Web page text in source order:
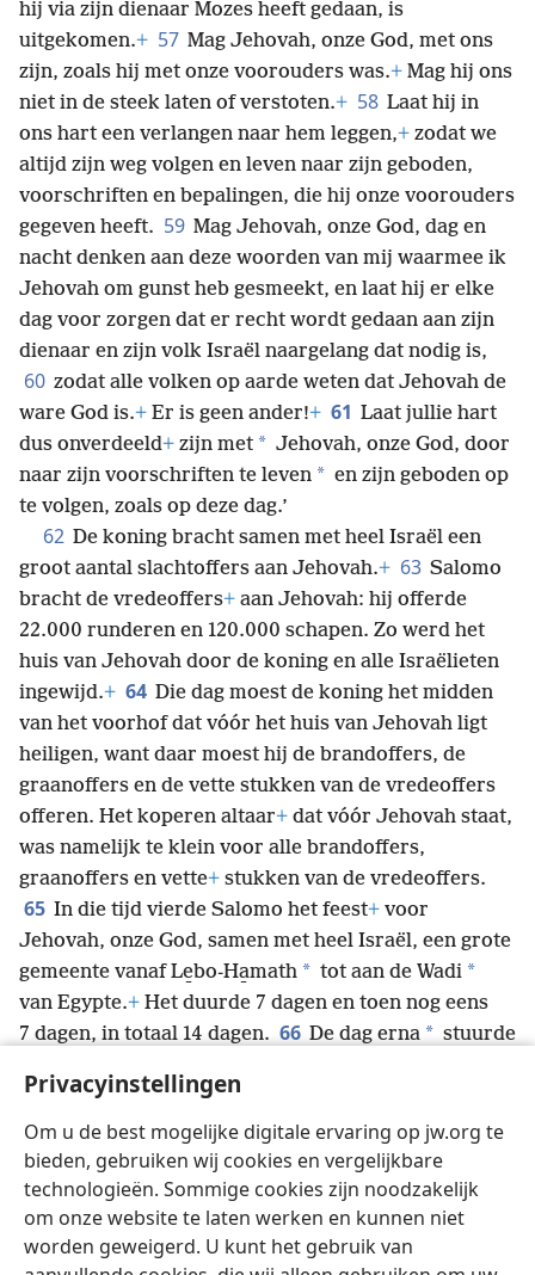
Privacyinstellingen
Om u de best mogelijke digitale ervaring op jw.org te
bieden, gebruiken wij cookies en vergelijkbare
technologieën. Sommige cookies zijn noodzakelijk
om onze website te laten werken en kunnen niet
worden geweigerd. U kunt het gebruik van
hij via zijn dienaar Mozes heeft gedaan, is
uitgekomen.+ 57 Mag Jehovah, onze God, met ons
zijn, zoals hij met onze voorouders was.+ Mag hij ons
niet in de steek laten of verstoten.+ 58 Laat hij in
ons hart een verlangen naar hem leggen,+ zodat we
altijd zijn weg volgen en leven naar zijn geboden,
voorschriften en bepalingen, die hij onze voorouders
gegeven heeft. 59 Mag Jehovah, onze God, dag en
nacht denken aan deze woorden van mij waarmee ik
Jehovah om gunst heb gesmeekt, en laat hij er elke
dag voor zorgen dat er recht wordt gedaan aan zijn
dienaar en zijn volk Israël naargelang dat nodig is,
60 zodat alle volken op aarde weten dat Jehovah de
ware God is.+ Er is geen ander!+ 61 Laat jullie hart
dus onverdeeld+ zijn met * Jehovah, onze God, door
naar zijn voorschriften te leven * en zijn geboden op
te volgen, zoals op deze dag.’
62 De koning bracht samen met heel Israël een
groot aantal slachtoffers aan Jehovah.+ 63 Salomo
bracht de vredeoffers+ aan Jehovah: hij offerde
22.000 runderen en 120.000 schapen. Zo werd het
huis van Jehovah door de koning en alle Israëlieten
ingewijd.+ 64 Die dag moest de koning het midden
van het voorhof dat vóór het huis van Jehovah ligt
heiligen, want daar moest hij de brandoffers, de
graanoffers en de vette stukken van de vredeoffers
offeren. Het koperen altaar+ dat vóór Jehovah staat,
was namelijk te klein voor alle brandoffers,
graanoffers en vette+ stukken van de vredeoffers.
65 In die tijd vierde Salomo het feest+ voor
Jehovah, onze God, samen met heel Israël, een grote
gemeente vanaf Le̱bo-Ha̱math * tot aan de Wadi *
van Egypte.+ Het duurde 7 dagen en toen nog eens
7 dagen, in totaal 14 dagen. 66 De dag erna * stuurde
naar huis, verheugd en met een blij hart door al het
goede +dat Jehovah voor zijn dienaar David en zijn
volk Israël had gedaan.